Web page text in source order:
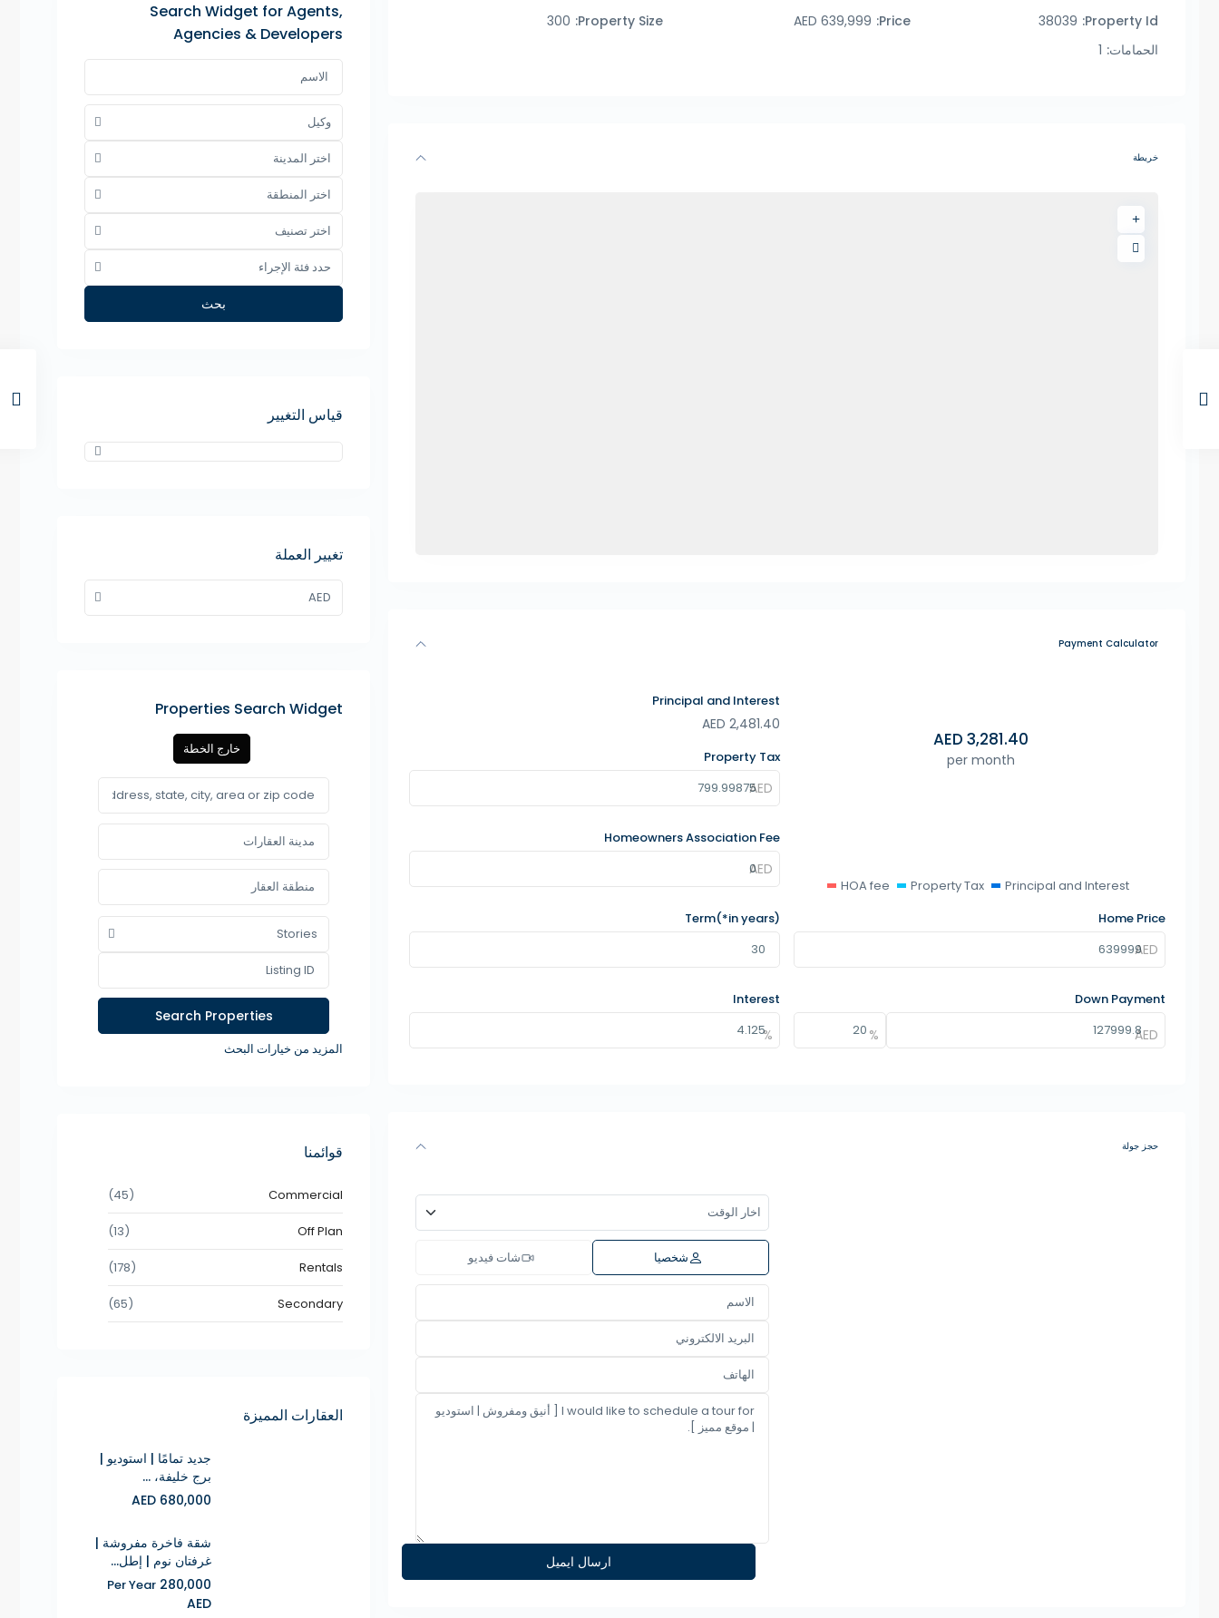
Property Id:
38039
Price:
639,999 AED
Property Size:
300
الحمامات: 1
خريطة
Payment Calculator
3,281.40
per month
Principal and Interest
Property Tax
HOA fee
Principal and Interest
2,481.40
Property Tax
Homeowners Association Fee
Home Price
Down Payment
Term(*in years)
Interest
حجز جولة
شخصيا شات فيديو
Search Widget for Agents,
Agencies & Developers
وكيل
اختر المدينة
اختر المنطقة
اختر تصنيف
حدد فئة الإجراء
بحث
قياس التغيير
تغيير العملة
AED
Properties Search Widget
خارج الخطة
Stories
المزيد من خيارات البحث
قوائمنا
Commercial
(45)
Off Plan
(13)
Rentals
(178)
Secondary
(65)
العقارات المميزة
جديد تمامًا | استوديو |
برج خليفة، ...
680,000 AED
شقة فاخرة مفروشة |
غرفتان نوم | إطل...
Per Year280,000
AED